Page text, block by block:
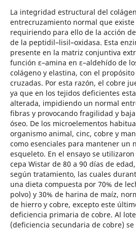
La integridad estructural del
entrecruzamiento normal que
requiriendo para ello de la acción
de la peptidil–lisil–oxidasa. Esta
presente en la matriz conjuntiva
función ε–amina en ε–aldehído de
colágeno y elastina, con el
cruzadas. Por esta razón, el cobre
ya que en los tejidos deficientes
alterada, impidiendo un normal
fibras y provocando fragilidad y
óseo. De los microelementos
organismo animal, cinc, cobre y
como esenciales para mantener un
esqueleto. En el ensayo se
cepa Wistar de 80 a 90 días de
según tratamiento, las cuales
una dieta compuesta por 70% de
polvo) y 30% de harina de maíz,
de hierro y cobre, excepto este
deficiencia primaria de cobre. Al
(deficiencia secundaria de cobre)